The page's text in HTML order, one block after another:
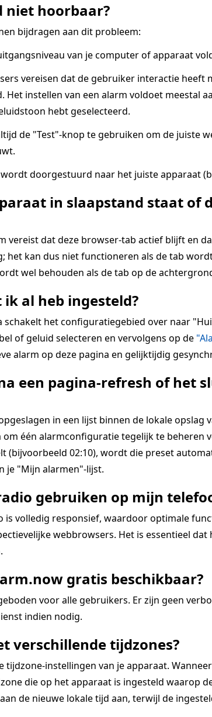
niet hoorbaar?
bijdragen aan dit probleem:
van je computer of apparaat
vereisen dat de gebruiker interactie
instellen van een alarm voldoet meestal
hebt geselecteerd.
de "Test"-knop te gebruiken om de juiste
doorgestuurd naar het juiste apparaat
in slaapstand staat of
vereist dat deze browser-tab actief blijft en
kan dus niet functioneren als de tab
wel behouden als de tab op de
al heb ingesteld?
schakelt het configuratiegebied over naar
of geluid selecteren en vervolgens op de
alarm op deze pagina en gelijktijdig
een pagina-refresh of het
in een lijst binnen de lokale opslag
één alarmconfiguratie tegelijk te beheren
(bijvoorbeeld 02:10), wordt die preset
je "Mijn alarmen"-lijst.
gebruiken op mijn
is volledig responsief, waardoor optimale
webbrowsers. Het is essentieel
gratis beschikbaar?
voor alle gebruikers. Er zijn geen
indien nodig.
verschillende tijdzones?
tijdzone-instellingen van je apparaat.
die op het apparaat is ingesteld waarop
de nieuwe lokale tijd aan, terwijl de